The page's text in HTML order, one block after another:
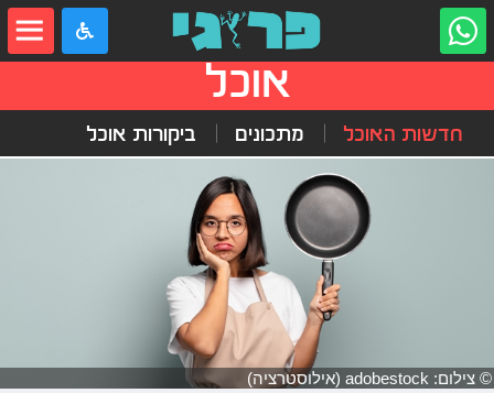
אוכל
חדשות האוכל מתכונים ביקורות אוכל
© צילום: adobestock (אילוסטרציה)